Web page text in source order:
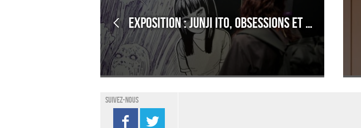
EXPOSITION : Junji Ito, obsessions et cauchemars
Suivez-nous